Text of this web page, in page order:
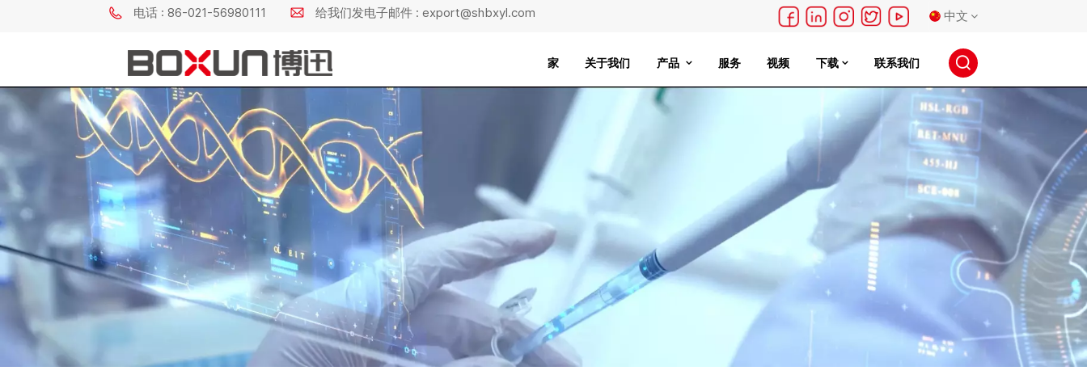
电话 : 86-021-56980111 给我们发电子邮件 : export@shbxyl.com 中文
English
français
русский
español
português
日本語
家 关于我们 产品 服务 视频 下载 联系我们